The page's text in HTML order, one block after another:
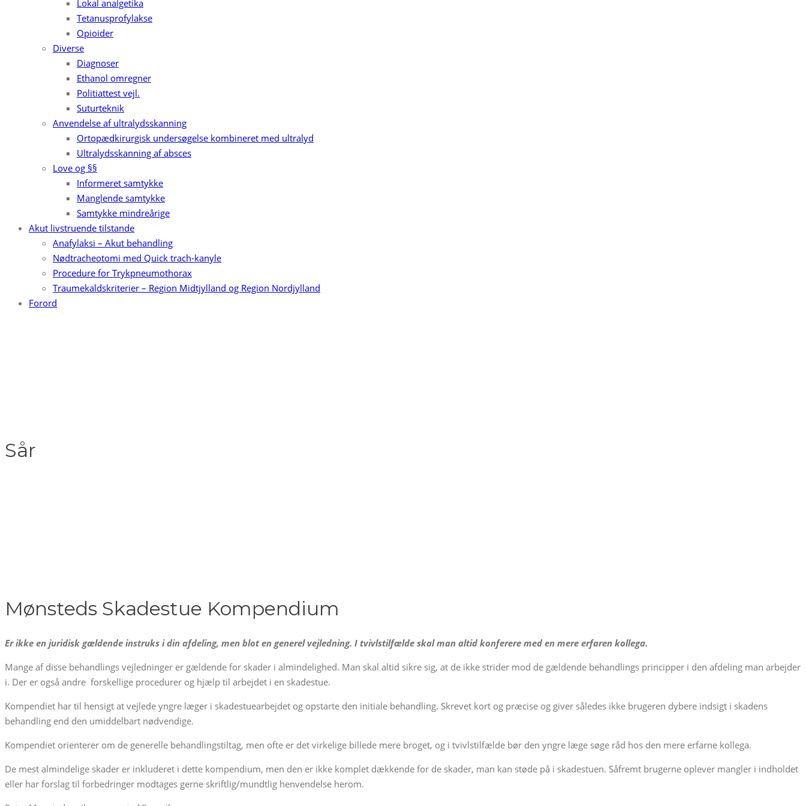
Lokal analgetika
Tetanusprofylakse
Opioider
Diverse
Diagnoser
Ethanol omregner
Politiattest vejl.
Suturteknik
Anvendelse af ultralydsskanning
Ortopædkirurgisk undersøgelse kombineret med ultralyd
Ultralydsskanning af absces
Love og §§
Informeret samtykke
Manglende samtykke
Samtykke mindreårige
Akut livstruende tilstande
Anafylaksi – Akut behandling
Nødtracheotomi med Quick trach-kanyle
Procedure for Trykpneumothorax
Traumekaldskriterier – Region Midtjylland og Region Nordjylland
Forord
Sår
Mønsteds Skadestue Kompendium
Er ikke en juridisk gældende instruks i din afdeling, men blot en generel vejledning. I tvivlstilfælde skal man altid konferere med en mere erfaren kollega.
Mange af disse behandlings vejledninger er gældende for skader i almindelighed. Man skal altid sikre sig, at de ikke strider mod de gældende behandlings principper i den afdeling man arbejder
i. Der er også andre forskellige procedurer og hjælp til arbejdet i en skadestue.
Kompendiet har til hensigt at vejlede yngre læger i skadestuearbejdet og opstarte den initiale behandling. Skrevet kort og præcise og giver således ikke brugeren dybere indsigt i skadens
behandling end den umiddelbart nødvendige.
Kompendiet orienterer om de generelle behandlingstiltag, men ofte er det virkelige billede mere broget, og i tvivlstilfælde bør den yngre læge søge råd hos den mere erfarne kollega.
De mest almindelige skader er inkluderet i dette kompendium, men den er ikke komplet dækkende for de skader, man kan støde på i skadestuen. Såfremt brugerne oplever mangler i indholdet
eller har forslag til forbedringer modtages gerne skriftlig/mundtlig henvendelse herom.